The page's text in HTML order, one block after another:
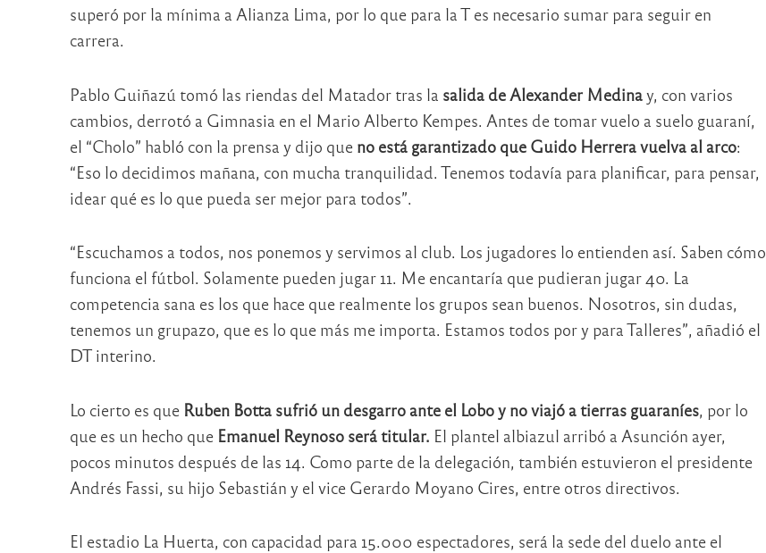
superó por la mínima a Alianza Lima, por lo que para la T es necesario sumar para seguir en
carrera.
Pablo Guiñazú tomó las riendas del Matador tras la salida de Alexander Medinay, con varios
cambios, derrotó a Gimnasia en el Mario Alberto Kempes. Antes de tomar vuelo a suelo guaraní,
el “Cholo” habló con la prensa y dijo queno está garantizado que Guido Herrera vuelva al arco:
“Eso lo decidimos mañana, con mucha tranquilidad. Tenemos todavía para planificar, para pensar,
idear qué es lo que pueda ser mejor para todos”.
“Escuchamos a todos, nos ponemos y servimos al club. Los jugadores lo entienden así. Saben cómo
funciona el fútbol. Solamente pueden jugar 11. Me encantaría que pudieran jugar 40. La
competencia sana es los que hace que realmente los grupos sean buenos. Nosotros, sin dudas,
tenemos un grupazo, que es lo que más me importa. Estamos todos por y para Talleres”, añadió el
DT interino.
Lo cierto es que Ruben Botta sufrió un desgarro ante el Lobo y no viajó a tierras guaraníes, por lo
que es un hecho que Emanuel Reynoso será titular. El plantel albiazul arribó a Asunción ayer,
pocos minutos después de las 14. Como parte de la delegación, también estuvieron el presidente
Andrés Fassi, su hijo Sebastián y el vice Gerardo Moyano Cires, entre otros directivos.
El estadio La Huerta, con capacidad para 15.000 espectadores, será la sede del duelo ante el